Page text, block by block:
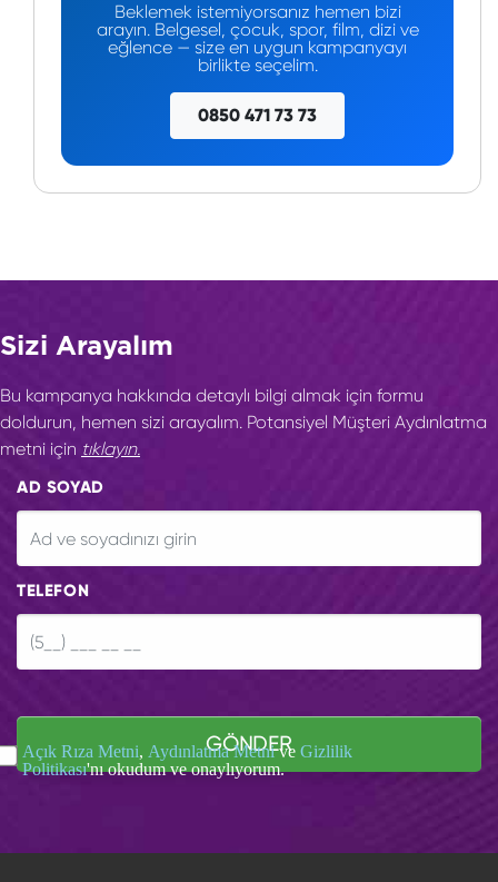
Beklemek istemiyorsanız hemen bizi
arayın. Belgesel, çocuk, spor, film, dizi ve
eğlence — size en uygun kampanyayı
birlikte seçelim.
0850 471 73 73
Sizi Arayalım
Bu kampanya hakkında detaylı bilgi almak için formu
doldurun, hemen sizi arayalım. Potansiyel Müşteri Aydınlatma
metni için tıklayın.
AD SOYAD
TELEFON
GÖNDER
Açık Rıza Metni, Aydınlatma Metnive Gizlilik
Politikası'nı okudum ve onaylıyorum.